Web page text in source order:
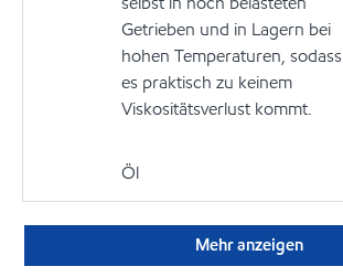
Getrieben und in Lagern bei
hohen Temperaturen, sodass
es praktisch zu keinem
Viskositätsverlust kommt.
Öl
Mehr anzeigen